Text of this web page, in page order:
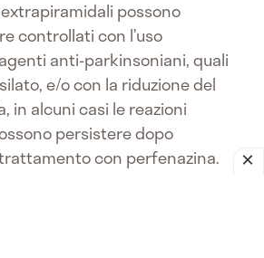
possono
controllati con l’uso
anti-parkinsoniani, quali
e/o con la riduzione del
in alcuni casi le reazioni
persistere dopo
con perfenazina.